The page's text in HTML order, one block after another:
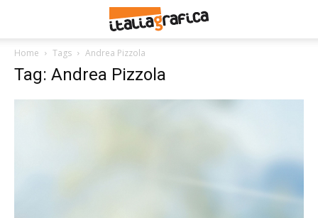
Home Tags Andrea Pizzola
Tag: Andrea Pizzola